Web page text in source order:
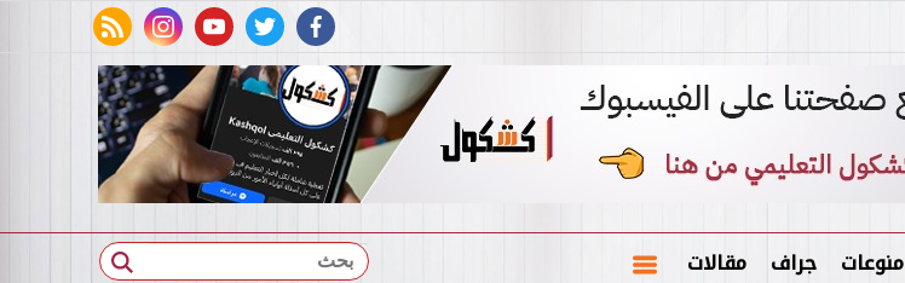
facebook
twitter
youtube
instagram
rss feed
منوعات جراف مقالات بحث